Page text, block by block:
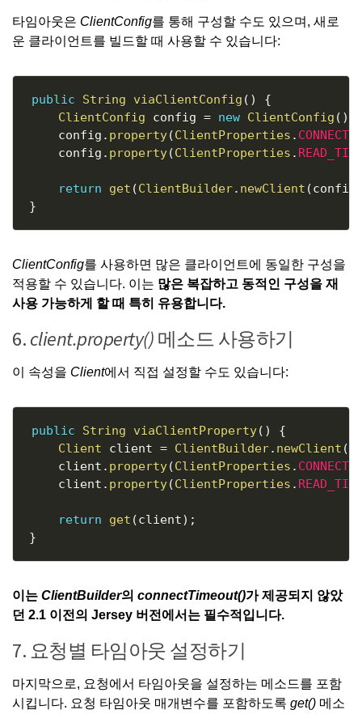
타임아웃은 ClientConfig를 통해 구성할 수도 있으며, 새로
운 클라이언트를 빌드할 때 사용할 수 있습니다:
public String viaClientConfig ( )
{
ClientConfig config = new ClientConfig ( )
    config
. property(ClientProperties .
    config
. property(ClientProperties .
return get (ClientBuilder. newClient (config
}
ClientConfig를 사용하면 많은 클라이언트에 동일한 구성을
적용할 수 있습니다. 이는 많은 복잡하고 동적인 구성을 재
사용 가능하게 할 때 특히 유용합니다.
6.client.property()메소드 사용하기
이 속성을 Client에서 직접 설정할 수도 있습니다:
public String viaClientProperty( )
{
Client client = ClientBuilder. newClient (
    client
. property(ClientProperties .
    client
. property(ClientProperties .
return get (client) ;
}
이는 ClientBuilder의 connectTimeout()가 제공되지 않았
던 2.1 이전의 Jersey 버전에서는 필수적입니다.
7. 요청별 타임아웃 설정하기
마지막으로, 요청에서 타임아웃을 설정하는 메소드를 포함
시킵니다. 요청 타임아웃 매개변수를 포함하도록 get() 메소